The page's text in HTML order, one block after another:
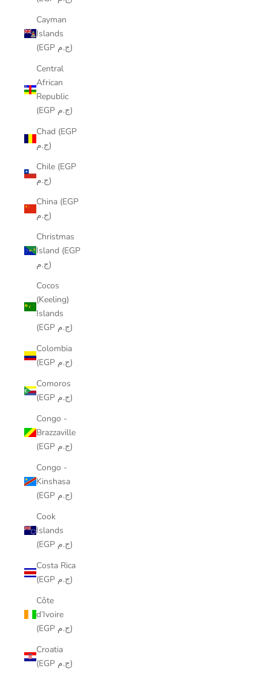
Cayman
Islands
(EGP ج.م)
Central
African
Republic
(EGP ج.م)
Chad (EGP
ج.م)
Chile (EGP
ج.م)
China (EGP
ج.م)
Christmas
Island (EGP
ج.م)
Cocos
(Keeling)
Islands
(EGP ج.م)
Colombia
(EGP ج.م)
Comoros
(EGP ج.م)
Congo -
Brazzaville
(EGP ج.م)
Congo -
Kinshasa
(EGP ج.م)
Cook
Islands
(EGP ج.م)
Costa Rica
(EGP ج.م)
Côte
d’Ivoire
(EGP ج.م)
Croatia
(EGP ج.م)